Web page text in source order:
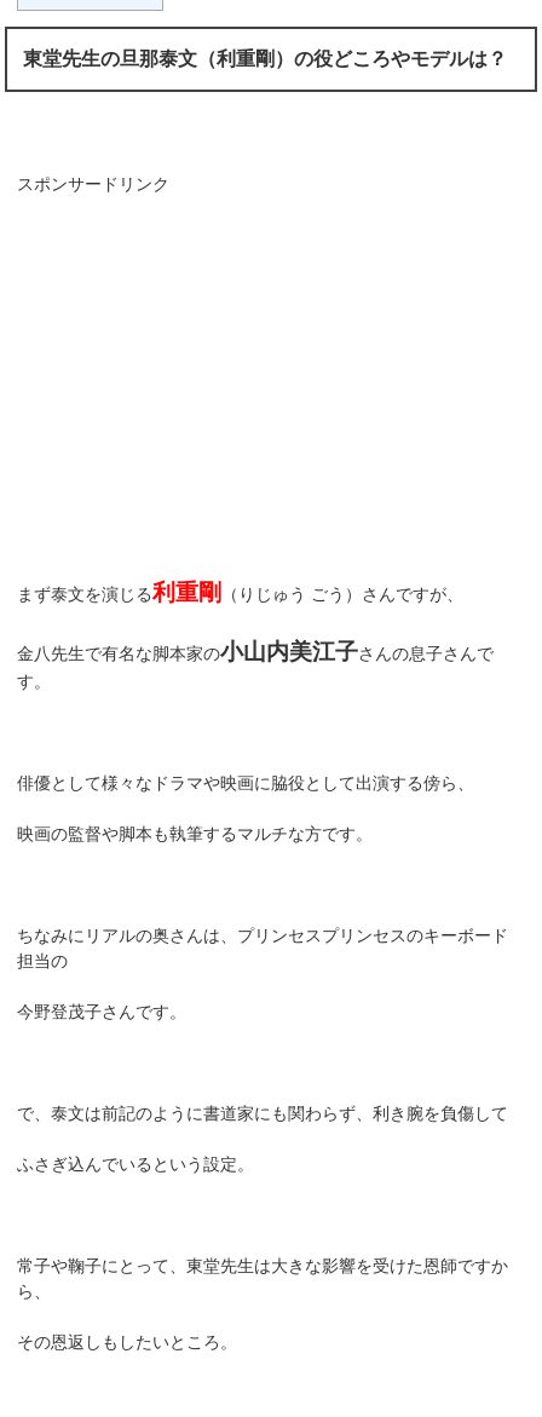
東堂先生の旦那泰文（利重剛）の役どころやモデルは？
スポンサードリンク
まず泰文を演じる利重剛 （りじゅう ごう）さんですが、
金八先生で有名な脚本家の小山内美江子さんの息子さんで
す。
俳優として様々なドラマや映画に脇役として出演する傍ら、
映画の監督や脚本も執筆するマルチな方です。
ちなみにリアルの奥さんは、プリンセスプリンセスのキーボード
担当の
今野登茂子さんです。
で、泰文は前記のように書道家にも関わらず、利き腕を負傷して
ふさぎ込んでいるという設定。
常子や鞠子にとって、東堂先生は大きな影響を受けた恩師ですか
ら、
その恩返しもしたいところ。